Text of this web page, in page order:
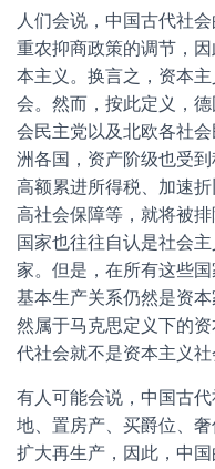
人们会说，中国古代社
重农抑商政策的调节，
本主义。换言之，资本
会。然而，按此定义，
会民主党以及北欧各社
洲各国，资产阶级也受
高额累进所得税、加速
高社会保障等，就将被
国家也往往自认是社会
家。但是，在所有这些
基本生产关系仍然是资
然属于马克思定义下的
代社会就不是资本主义社
有人可能会说，中国古
地、置房产、买爵位、
扩大再生产，因此，中